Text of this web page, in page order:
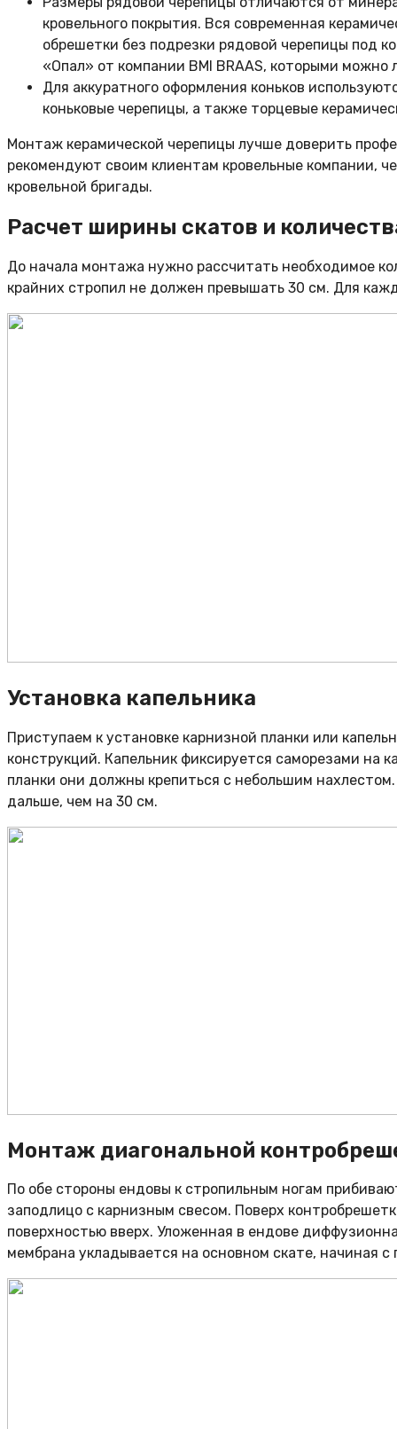
кровельного покрытия. Вся современная
обрешетки без подрезки рядовой черепицы под
«Опал» от компании BMI BRAAS, которыми
Для аккуратного оформления коньков
коньковые черепицы, а также торцевые
Монтаж керамической черепицы лучше доверить
рекомендуют своим клиентам кровельные компании,
кровельной бригады.
Расчет ширины скатов и
До начала монтажа нужно рассчитать необходимое
крайних стропил не должен превышать 30 см. Для
Установка капельника
Приступаем к установке карнизной планки или
конструкций. Капельник фиксируется саморезами на
планки они должны крепиться с небольшим
дальше, чем на 30 см.
Монтаж диагональной
По обе стороны ендовы к стропильным ногам
заподлицо с карнизным свесом. Поверх
поверхностью вверх. Уложенная в ендове
мембрана укладывается на основном скате, начиная с